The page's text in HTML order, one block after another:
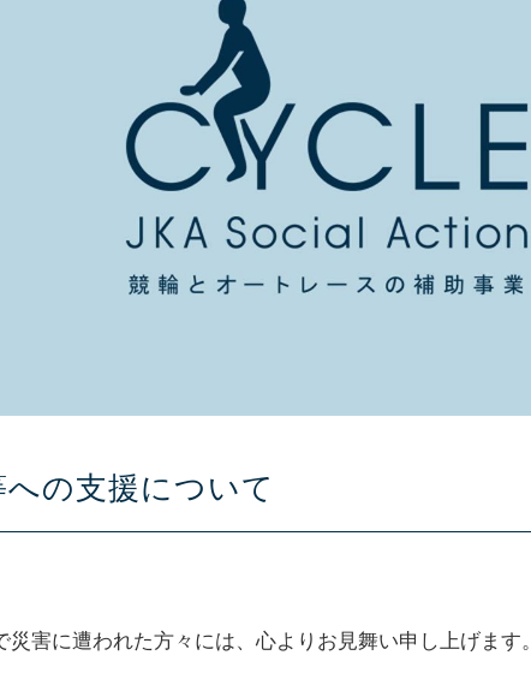
の支援について
災害に遭われた方々には、心よりお見舞い申し上げます。